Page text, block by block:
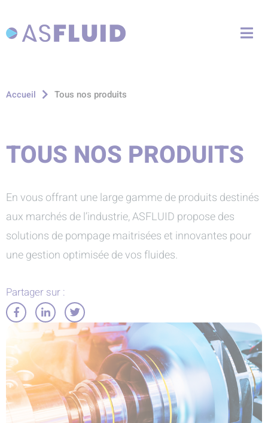
Aller à la recherche
Accueil Tous nos produits
TOUS NOS PRODUITS
En vous offrant une large gamme de produits destinés
aux marchés de l’industrie, ASFLUID propose des
solutions de pompage maitrisées et innovantes pour
une gestion optimisée de vos fluides.
Partager sur :
Partager
Facebook
Partager
sur
LinkedIn
Partager
sur
Twitter